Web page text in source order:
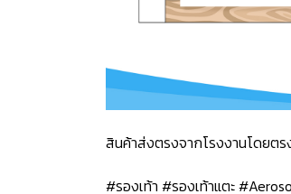
สินค้าส่งตรงจากโรงงานโดยต
#รองเท้า #รองเท้าแตะ